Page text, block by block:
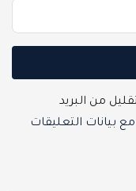
من البريد
بيانات التعليقات